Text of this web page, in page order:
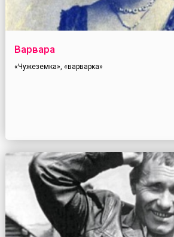
Варвара
«Чужеземка», «варварка»